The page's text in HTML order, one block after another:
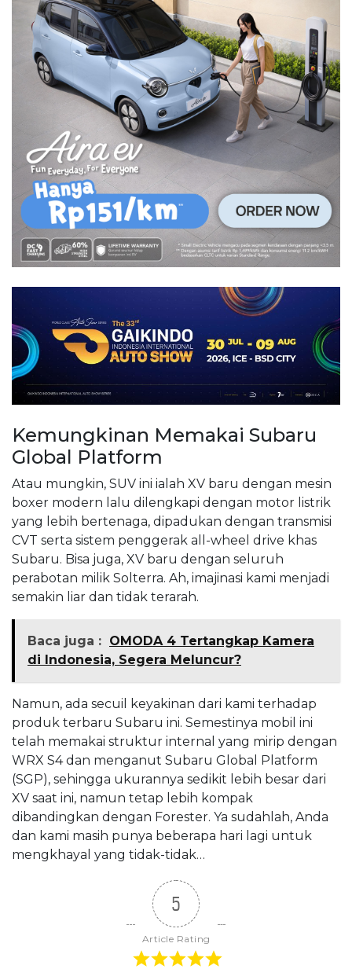
Kemungkinan Memakai Subaru
Global Platform
Atau mungkin, SUV ini ialah XV baru dengan mesin
boxer modern lalu dilengkapi dengan motor listrik
yang lebih bertenaga, dipadukan dengan transmisi
CVT serta sistem penggerak all-wheel drive khas
Subaru. Bisa juga, XV baru dengan seluruh
perabotan milik Solterra. Ah, imajinasi kami menjadi
semakin liar dan tidak terarah.
Baca juga : OMODA 4 Tertangkap Kamera
di Indonesia, Segera Meluncur?
Namun, ada secuil keyakinan dari kami terhadap
produk terbaru Subaru ini. Semestinya mobil ini
telah memakai struktur internal yang mirip dengan
WRX S4 dan menganut Subaru Global Platform
(SGP), sehingga ukurannya sedikit lebih besar dari
XV saat ini, namun tetap lebih kompak
dibandingkan dengan Forester. Ya sudahlah, Anda
dan kami masih punya beberapa hari lagi untuk
mengkhayal yang tidak-tidak…
5
Article Rating